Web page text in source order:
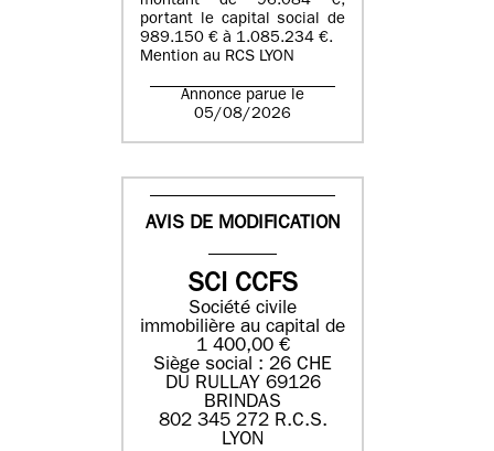
portant le capital social de
989.150 € à 1.085.234 €.
Mention au RCS LYON
Annonce parue le
05/08/2026
AVIS DE MODIFICATION
SCI CCFS
Société civile
immobilière au capital de
1 400,00 €
Siège social : 26 CHE
DU RULLAY 69126
BRINDAS
802 345 272 R.C.S.
LYON